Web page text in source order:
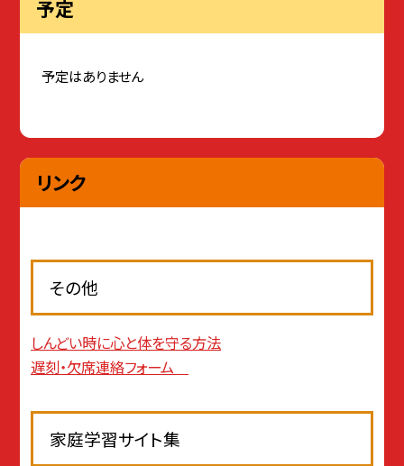
予定
予定はありません
リンク
その他
しんどい時に心と体を守る方法
遅刻・欠席連絡フォーム
家庭学習サイト集